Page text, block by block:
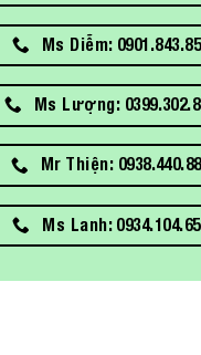
Ms Diễm:
Ms Lượng:
Mr Thiện:
Ms Lanh: